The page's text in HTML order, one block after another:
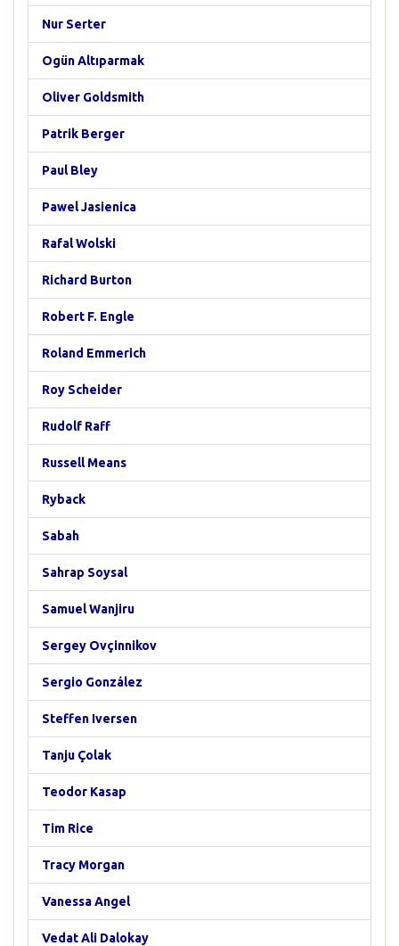
Nur Serter
Ogün Altıparmak
Oliver Goldsmith
Patrik Berger
Paul Bley
Pawel Jasienica
Rafal Wolski
Richard Burton
Robert F. Engle
Roland Emmerich
Roy Scheider
Rudolf Raff
Russell Means
Ryback
Sabah
Sahrap Soysal
Samuel Wanjiru
Sergey Ovçinnikov
Sergio González
Steffen Iversen
Tanju Çolak
Teodor Kasap
Tim Rice
Tracy Morgan
Vanessa Angel
Vedat Ali Dalokay